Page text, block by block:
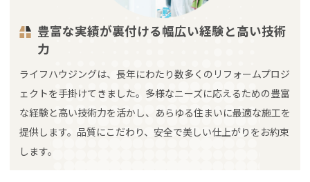
豊富な実績が裏付ける幅広い経験と高い技術
力
ライフハウジングは、長年にわたり数多くのリフォームプロジ
ェクトを手掛けてきました。多様なニーズに応えるための豊富
な経験と高い技術力を活かし、あらゆる住まいに最適な施工を
提供します。品質にこだわり、安全で美しい仕上がりをお約束
します。